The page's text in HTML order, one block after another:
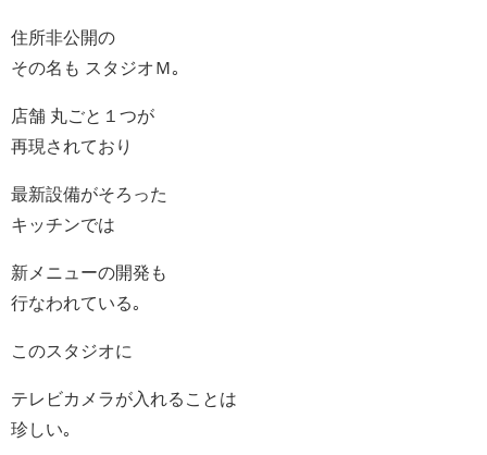
住所非公開の
その名も スタジオＭ｡
店舗 丸ごと１つが
再現されており
最新設備がそろった
キッチンでは
新メニューの開発も
行なわれている｡
このスタジオに
テレビカメラが入れることは
珍しい｡